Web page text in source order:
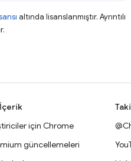
altında lisanslanmıştır. Ayrıntılı
için Chrome
güncellemeleri